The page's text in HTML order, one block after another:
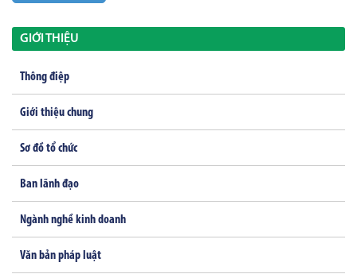
GIỚI THIỆU
Thông điệp
Giới thiệu chung
Sơ đồ tổ chức
Ban lãnh đạo
Ngành nghề kinh doanh
Văn bản pháp luật